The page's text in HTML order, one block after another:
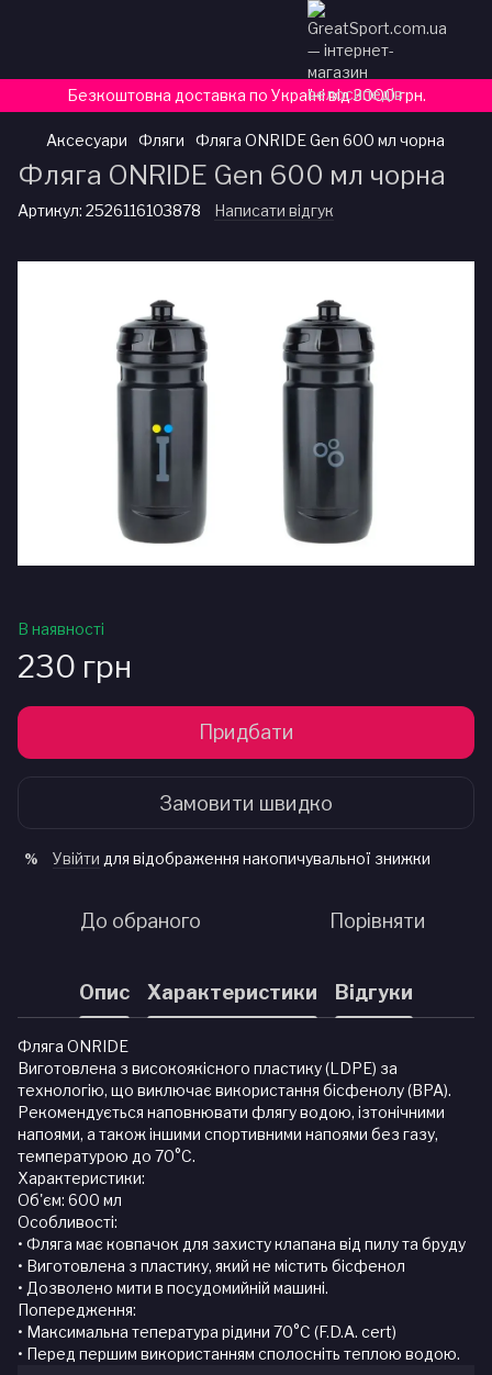
Безкоштовна доставка по Україні від 3000 грн.
Аксесуари Фляги Фляга ONRIDE Gen 600 мл чорна
Фляга ONRIDE Gen 600 мл чорна
Артикул: 2526116103878 Написати відгук
В наявності
230 грн
Придбати
Замовити швидко
% Увійти для відображення накопичувальної знижки
До обраного Порівняти
Опис Характеристики Відгуки
Фляга ONRIDE
Виготовлена з високоякісного пластику (LDPE) за
технологію, що виключає використання бісфенолу (BPA).
Рекомендується наповнювати флягу водою, ізтонічними
напоями, а також іншими спортивними напоями без газу,
температурою до 70°С.
Характеристики:
Об'єм: 600 мл
Особливості:
• Фляга має ковпачок для захисту клапана від пилу та бруду
• Виготовлена з пластику, який не містить бісфенол
• Дозволено мити в посудомийній машині.
Попередження:
• Максимальна тепература рідини 70°C (F.D.A. cert)
• Перед першим використанням сполосніть теплою водою.